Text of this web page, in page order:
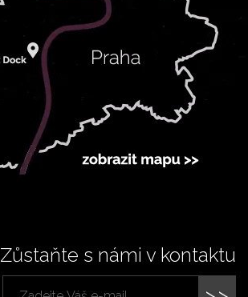
Zůstaňte s námi v kontaktu